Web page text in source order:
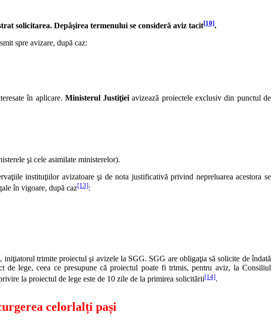
solicitarea. Depăşirea termenului se consideră aviz tacit[10].
spre avizare, după caz:
în aplicare. Ministerul Justiţiei avizează proiectele exclusiv din punctul de
şi cele asimilate ministerelor).
instituţiilor avizatoare şi de nota justificativă privind nepreluarea acestora se
în vigoare, după caz[13]:
trimite proiectul şi avizele la SGG. SGG are obligaţia să solicite de îndată
lege, ceea ce presupune că proiectul poate fi trimis, pentru aviz, la Consiliul
la proiectul de lege este de 10 zile de la primirea solicitării[14].
celorlalți pași